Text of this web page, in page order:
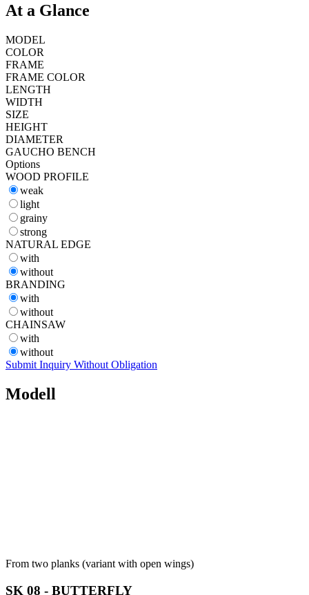
At a Glance
MODEL
COLOR
FRAME
FRAME COLOR
LENGTH
WIDTH
SIZE
HEIGHT
DIAMETER
GAUCHO BENCH
Options
WOOD PROFILE
weak
light
grainy
strong
NATURAL EDGE
with
without
BRANDING
with
without
CHAINSAW
with
without
Submit Inquiry Without Obligation
Modell
From two planks (variant with open wings)
SK 08 - BUTTERFLY